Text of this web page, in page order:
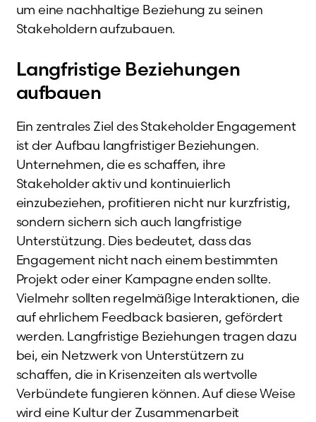
um eine nachhaltige Beziehung zu seinen
Stakeholdern aufzubauen.
Langfristige Beziehungen
aufbauen
Ein zentrales Ziel des Stakeholder Engagement
ist der Aufbau langfristiger Beziehungen.
Unternehmen, die es schaffen, ihre
Stakeholder aktiv und kontinuierlich
einzubeziehen, profitieren nicht nur kurzfristig,
sondern sichern sich auch langfristige
Unterstützung. Dies bedeutet, dass das
Engagement nicht nach einem bestimmten
Projekt oder einer Kampagne enden sollte.
Vielmehr sollten regelmäßige Interaktionen, die
auf ehrlichem Feedback basieren, gefördert
werden. Langfristige Beziehungen tragen dazu
bei, ein Netzwerk von Unterstützern zu
schaffen, die in Krisenzeiten als wertvolle
Verbündete fungieren können. Auf diese Weise
wird eine Kultur der Zusammenarbeit